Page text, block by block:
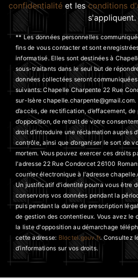
confidentialité et lesconditions
s'appliquent.
** Les données personnelles
fins de vous contacter et sont
informatisé. Elles sont destinées à
sous-traitants dans le seul but de
données collectées seront
suivants: Chapelle Charpente 22 Rue
sur-Isère
d’accès, de rectification, d’effacement,
d’opposition, de retrait de votre
droit d’introduire une réclamation auprès
contrôle, ainsi que d’organiser le sort de
mortem. Vous pouvez exercer ces droits
l'adresse 22 Rue Condorcet 26100
courrier électronique à l'adresse
Un justificatif d'identité pourra vous être
conservons vos données pendant la
puis pendant la durée de prescription
de gestion des contentieux. Vous avez le
la liste d'opposition au démarchage
cette adresse: Bloctel.gouv.fr. Consultez
d’informations sur vos droits.